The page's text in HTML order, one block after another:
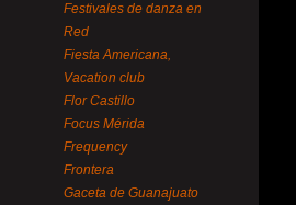
Festivales de danza en
Red
Fiesta Americana,
Vacation club
Flor Castillo
Focus Mérida
Frequency
Frontera
Gaceta de Guanajuato